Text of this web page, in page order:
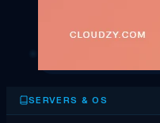
SERVERS & OS